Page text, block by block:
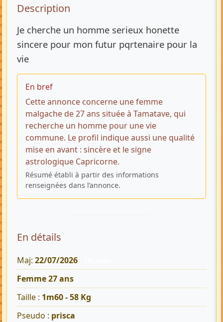
Description de l’annonce
Description
Je cherche un homme serieux honette
sincere pour mon futur pqrtenaire pour la
vie
En bref
Cette annonce concerne une femme
malgache de 27 ans située à Tamatave, qui
recherche un homme pour une vie
commune. Le profil indique aussi une qualité
mise en avant : sincère et le signe
astrologique Capricorne.
Résumé établi à partir des informations
renseignées dans l’annonce.
En détails
Maj: 22/07/2026
Femme 27 ans
Taille : 1m60 - 58 Kg
Pseudo : prisca